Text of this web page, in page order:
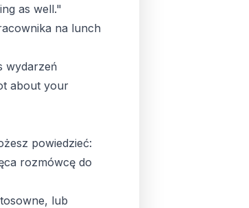
as well."
na lunch
wydarzeń
about your
powiedzieć:
rozmówcę do
lub